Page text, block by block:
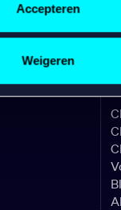
Accepteren
Weigeren